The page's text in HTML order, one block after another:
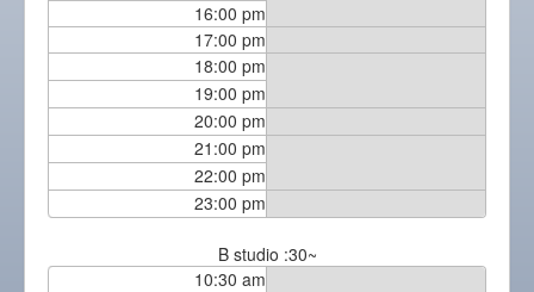
16:00 pm
17:00 pm
18:00 pm
19:00 pm
20:00 pm
21:00 pm
22:00 pm
23:00 pm
B studio :30~
10:30 am